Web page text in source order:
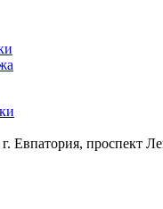
г. Евпатория, проспект